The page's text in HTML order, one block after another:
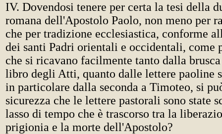
IV. Dovendosi tenere per certa la tesi della
romana dell'Apostolo Paolo, non meno per
che per tradizione ecclesiastica, conforme
dei santi Padri orientali e occidentali, come
che si ricavano facilmente tanto dalla
libro degli Atti, quanto dalle lettere paoline
in particolare dalla seconda a Timoteo, si
sicurezza che le lettere pastorali sono state
lasso di tempo che è trascorso tra la
prigionia e la morte dell'Apostolo?